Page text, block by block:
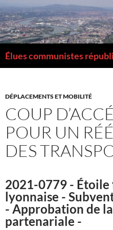
Aller
au
contenu
DÉPLACEMENTS ET MOBILITÉ
COUP
POUR UN
DES
2021-0779 -
lyonnaise -
- Approbation de
partenariale -